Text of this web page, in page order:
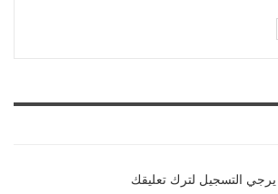
يرجي التسجيل لترك تعليقك